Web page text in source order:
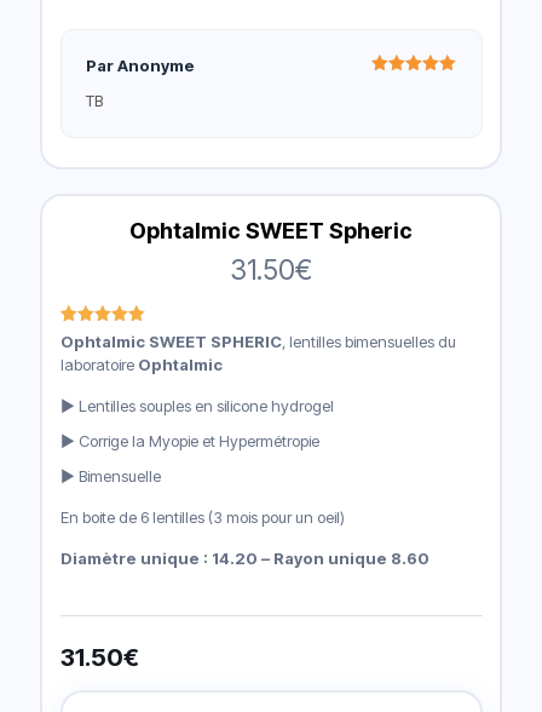
Par Anonyme
TB
Ophtalmic SWEET Spheric
31.50€
Noté5.00
sur 5
basé sur
1
client
Ophtalmic SWEET SPHERIC, lentilles bimensuelles du
laboratoire Ophtalmic
► Lentilles souples en silicone hydrogel
► Corrige la Myopie et Hypermétropie
► Bimensuelle
En boite de 6 lentilles (3 mois pour un oeil)
Diamètre unique : 14.20 – Rayon unique 8.60
31.50€
Prescripción